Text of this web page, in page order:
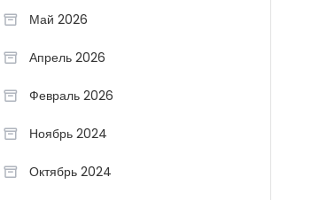
Май 2026
Апрель 2026
Февраль 2026
Ноябрь 2024
Октябрь 2024